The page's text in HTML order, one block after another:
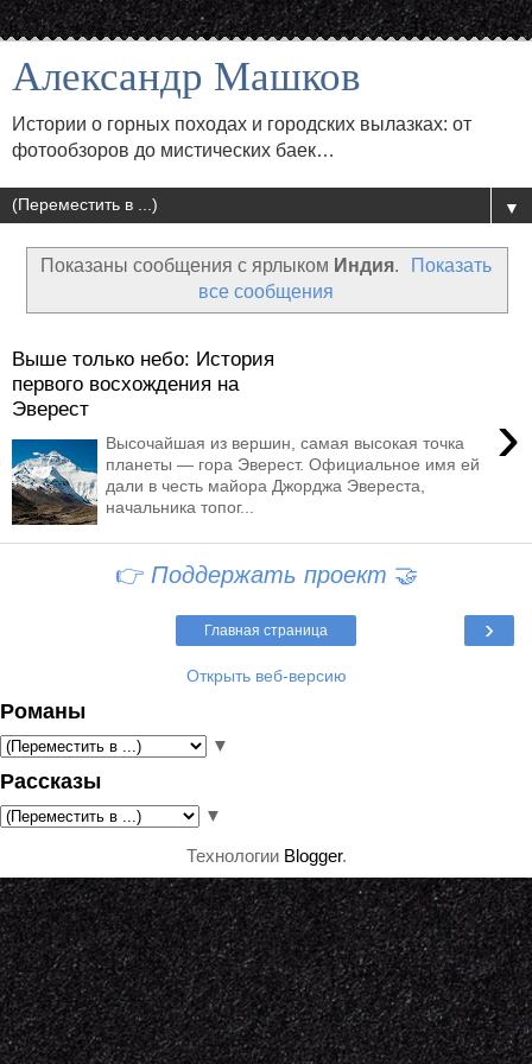
Александр Машков
Истории о горных походах и городских вылазках: от
фотообзоров до мистических баек…
▼
Показаны сообщения с ярлыком Индия.
Показать
все сообщения
Выше только небо: История
первого восхождения на
Эверест
›
Высочайшая из вершин, самая высокая точка
планеты — гора Эверест. Официальное имя ей
дали в честь майора Джорджа Эвереста,
начальника топог...
👉 Поддержать проект 🤝
›
Главная страница
Открыть веб-версию
Романы
▼
Рассказы
▼
Технологии Blogger.